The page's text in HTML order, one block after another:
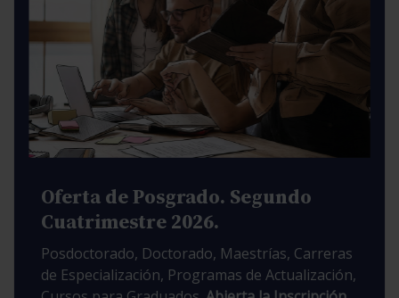
Oferta de Posgrado. Segundo
Cuatrimestre 2026.
Posdoctorado, Doctorado, Maestrías, Carreras
de Especialización, Programas de Actualización,